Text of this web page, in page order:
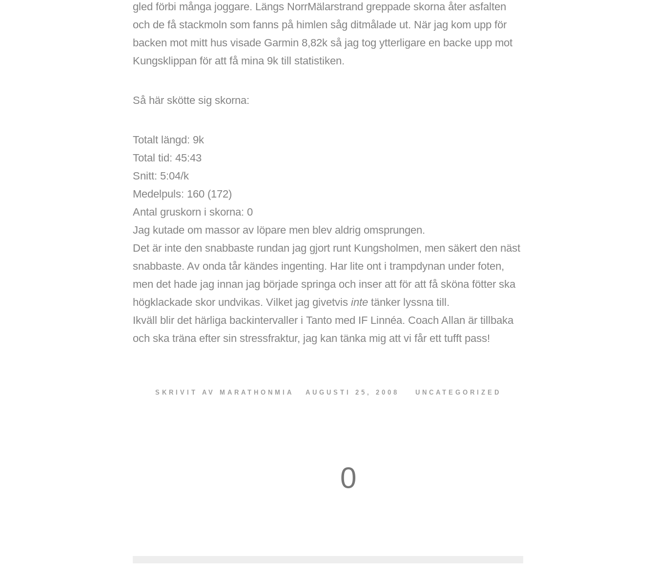
gled förbi många joggare. Längs NorrMälarstrand greppade skorna åter asfalten
och de få stackmoln som fanns på himlen såg ditmålade ut. När jag kom upp för
backen mot mitt hus visade Garmin 8,82k så jag tog ytterligare en backe upp mot
Kungsklippan för att få mina 9k till statistiken.
Så här skötte sig skorna:
Totalt längd: 9k
Total tid: 45:43
Snitt: 5:04/k
Medelpuls: 160 (172)
Antal gruskorn i skorna: 0
Jag kutade om massor av löpare men blev aldrig omsprungen.
Det är inte den snabbaste rundan jag gjort runt Kungsholmen, men säkert den näst
snabbaste. Av onda tår kändes ingenting. Har lite ont i trampdynan under foten,
men det hade jag innan jag började springa och inser att för att få sköna fötter ska
högklackade skor undvikas. Vilket jag givetvis inte tänker lyssna till.
Ikväll blir det härliga backintervaller i Tanto med IF Linnéa. Coach Allan är tillbaka
och ska träna efter sin stressfraktur, jag kan tänka mig att vi får ett tufft pass!
SKRIVIT AV MARATHONMIA AUGUSTI 25, 2008 UNCATEGORIZED
0